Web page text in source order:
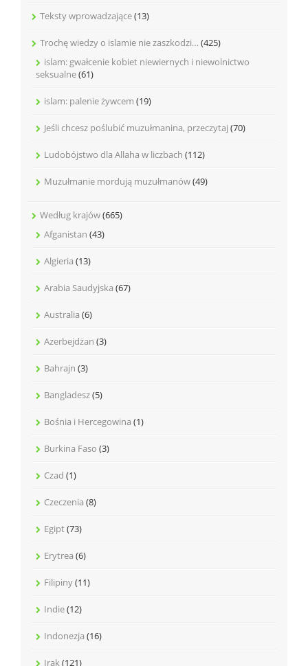
Teksty wprowadzające(13)
Trochę wiedzy o islamie nie zaszkodzi… (425)
islam: gwałcenie kobiet niewiernych i niewolnictwo
seksualne(61)
islam: palenie żywcem (19)
Jeśli chcesz poślubić muzułmanina, przeczytaj (70)
Ludobójstwo dla Allaha w liczbach (112)
Muzułmanie mordują muzułmanów(49)
Według krajów(665)
Afganistan (43)
Algieria (13)
Arabia Saudyjska (67)
Australia (6)
Azerbejdżan (3)
Bahrajn (3)
Bangladesz(5)
Bośnia i Hercegowina (1)
Burkina Faso (3)
Czad (1)
Czeczenia (8)
Egipt(73)
Erytrea (6)
Filipiny(11)
Indie(12)
Indonezja (16)
Irak(121)